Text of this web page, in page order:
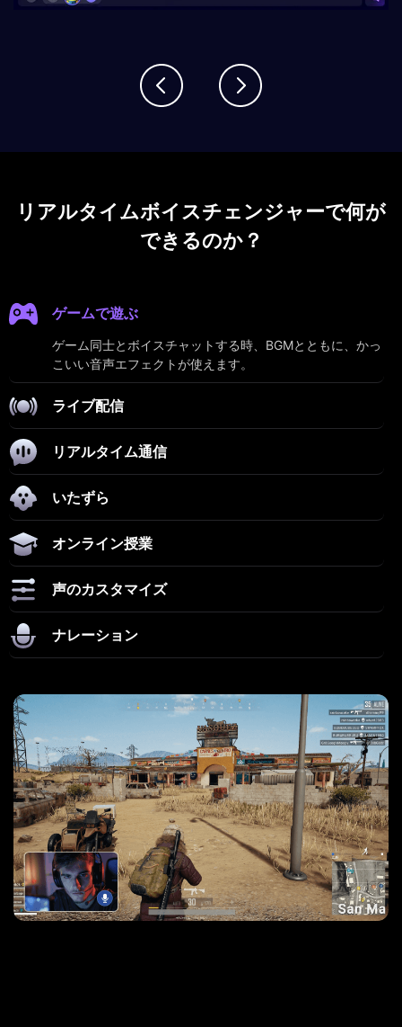
リアルタイムボイスチェンジャーで何が
できるのか？
ゲームで遊ぶ
ゲーム同士とボイスチャットする時、BGMとともに、かっ
こいい音声エフェクトが使えます。
ライブ配信
リアルタイム通信
いたずら
オンライン授業
声のカスタマイズ
ナレーション